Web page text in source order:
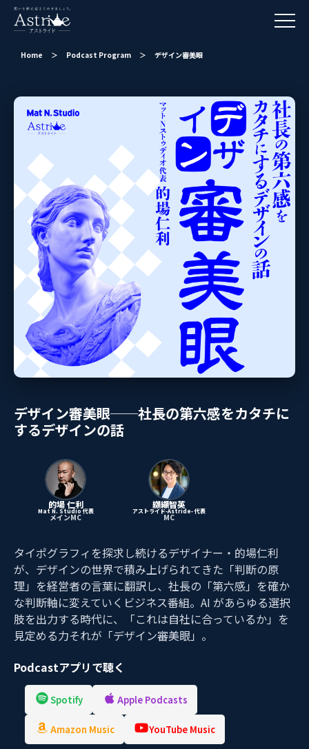
Home ＞ Podcast Program ＞ デザイン審美眼
デザイン審美眼──社長の第六感をカタチに
するデザインの話
的場 仁利
Mat N. Studio 代表
メインMC
纐纈智英
アストライド-Astride- 代表
MC
タイポグラフィを探求し続けるデザイナー・的場仁利
が、デザインの世界で積み上げられてきた「判断の原
理」を経営者の言葉に翻訳し、社長の「第六感」を確か
な判断軸に変えていくビジネス番組。AI があらゆる選択
肢を出力する時代に、「これは自社に合っているか」を
見定める力それが「デザイン審美眼」。
Podcastアプリで聴く
Spotify Apple Podcasts
Amazon Music YouTube Music